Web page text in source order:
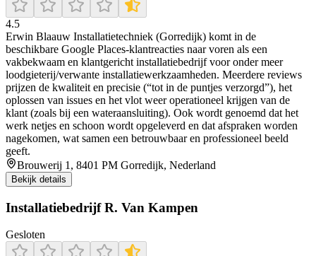
4.5
Erwin Blaauw Installatietechniek (Gorredijk) komt in de
beschikbare Google Places-klantreacties naar voren als een
vakbekwaam en klantgericht installatiebedrijf voor onder meer
loodgieterij/verwante installatiewerkzaamheden. Meerdere reviews
prijzen de kwaliteit en precisie (“tot in de puntjes verzorgd”), het
oplossen van issues en het vlot weer operationeel krijgen van de
klant (zoals bij een wateraansluiting). Ook wordt genoemd dat het
werk netjes en schoon wordt opgeleverd en dat afspraken worden
nagekomen, wat samen een betrouwbaar en professioneel beeld
geeft.
Brouwerij 1, 8401 PM Gorredijk, Nederland
Bekijk details
Installatiebedrijf R. Van Kampen
Gesloten